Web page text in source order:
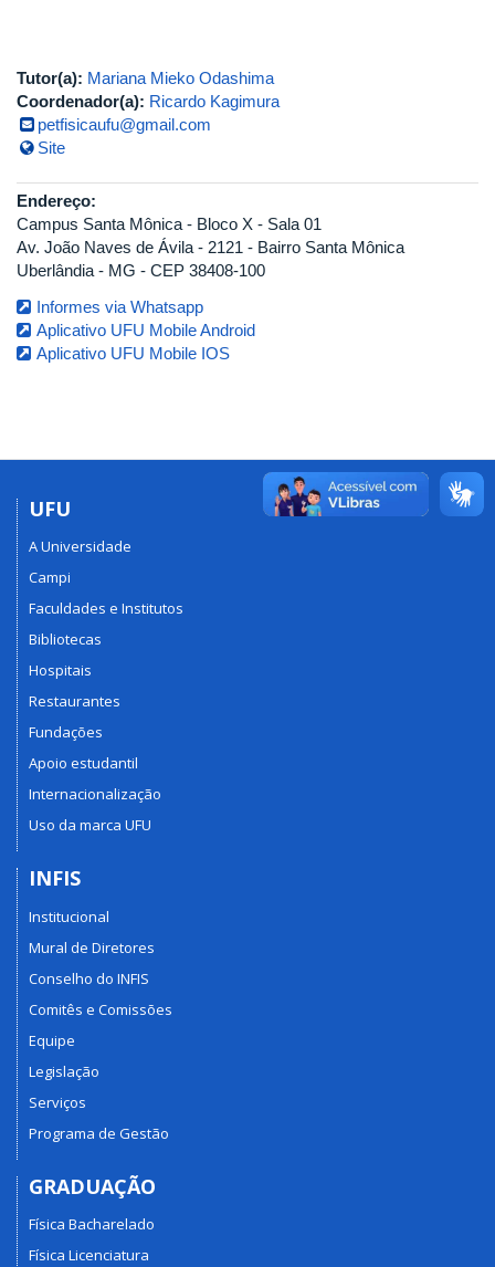
Tutor(a): Mariana Mieko Odashima
Coordenador(a): Ricardo Kagimura
petfisicaufu@gmail.com
Site
Endereço:
Campus Santa Mônica - Bloco X - Sala 01
Av. João Naves de Ávila - 2121 - Bairro Santa Mônica
Uberlândia - MG - CEP 38408-100
Informes via Whatsapp
Aplicativo UFU Mobile Android
Aplicativo UFU Mobile IOS
UFU
A Universidade
Campi
Faculdades e Institutos
Bibliotecas
Hospitais
Restaurantes
Fundações
Apoio estudantil
Internacionalização
Uso da marca UFU
INFIS
Institucional
Mural de Diretores
Conselho do INFIS
Comitês e Comissões
Equipe
Legislação
Serviços
Programa de Gestão
GRADUAÇÃO
Física Bacharelado
Física Licenciatura